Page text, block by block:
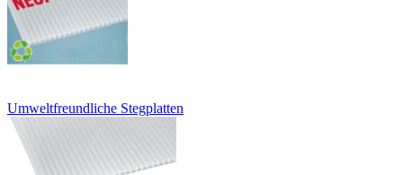
Umweltfreundliche Stegplatten